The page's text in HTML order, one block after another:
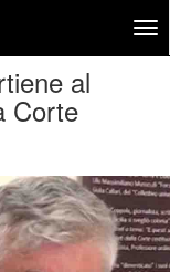
al
Corte